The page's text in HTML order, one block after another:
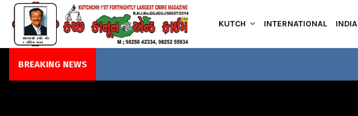
KUTCH INTERNATIONAL INDIA
BREAKING NEWS